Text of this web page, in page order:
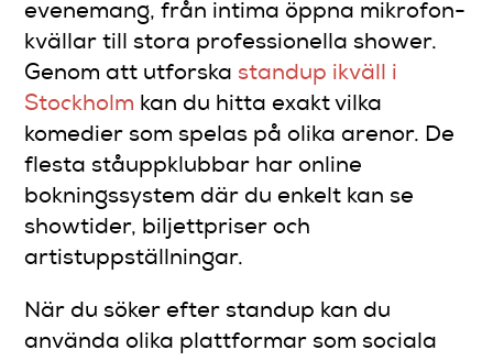
evenemang, från intima öppna mikrofon-
kvällar till stora professionella shower.
Genom att utforska standup ikväll i
Stockholm kan du hitta exakt vilka
komedier som spelas på olika arenor. De
flesta ståuppklubbar har online
bokningssystem där du enkelt kan se
showtider, biljettpriser och
artistuppställningar.
När du söker efter standup kan du
använda olika plattformar som sociala